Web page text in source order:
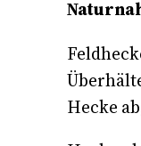
Hecke